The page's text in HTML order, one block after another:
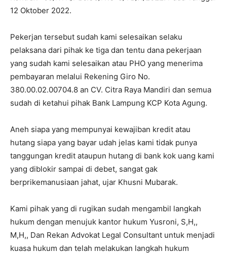
12 Oktober 2022.
Pekerjan tersebut sudah kami selesaikan selaku
pelaksana dari pihak ke tiga dan tentu dana pekerjaan
yang sudah kami selesaikan atau PHO yang menerima
pembayaran melalui Rekening Giro No.
380.00.02.00704.8 an CV. Citra Raya Mandiri dan semua
sudah di ketahui pihak Bank Lampung KCP Kota Agung.
Aneh siapa yang mempunyai kewajiban kredit atau
hutang siapa yang bayar udah jelas kami tidak punya
tanggungan kredit ataupun hutang di bank kok uang kami
yang diblokir sampai di debet, sangat gak
berprikemanusiaan jahat, ujar Khusni Mubarak.
Kami pihak yang di rugikan sudah mengambil langkah
hukum dengan menujuk kantor hukum Yusroni, S,H,,
M,H,, Dan Rekan Advokat Legal Consultant untuk menjadi
kuasa hukum dan telah melakukan langkah hukum